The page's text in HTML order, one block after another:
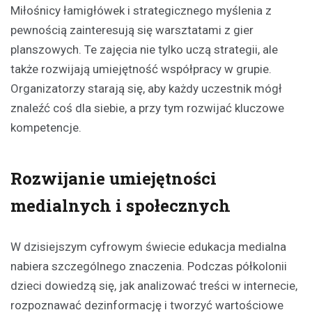
Miłośnicy łamigłówek i strategicznego myślenia z
pewnością zainteresują się warsztatami z gier
planszowych. Te zajęcia nie tylko uczą strategii, ale
także rozwijają umiejętność współpracy w grupie.
Organizatorzy starają się, aby każdy uczestnik mógł
znaleźć coś dla siebie, a przy tym rozwijać kluczowe
kompetencje.
Rozwijanie umiejętności
medialnych i społecznych
W dzisiejszym cyfrowym świecie edukacja medialna
nabiera szczególnego znaczenia. Podczas półkolonii
dzieci dowiedzą się, jak analizować treści w internecie,
rozpoznawać dezinformację i tworzyć wartościowe